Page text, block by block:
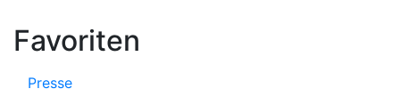
Favoriten
Presse